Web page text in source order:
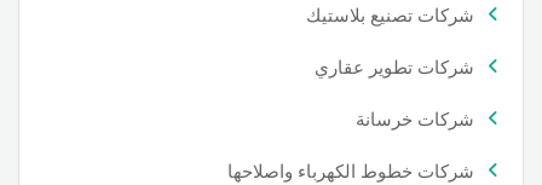
شركات تصنيع بلاستيك
شركات تطوير عقاري
شركات خرسانة
شركات خطوط الكهرباء واصلاحها